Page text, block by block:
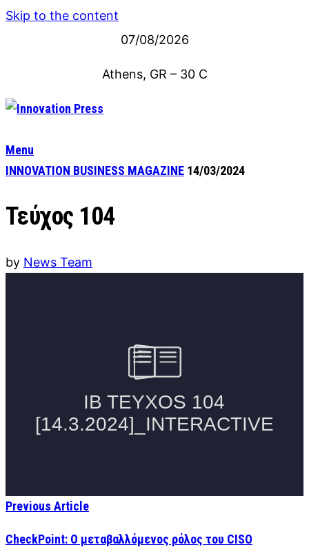
Skip to the content
07/08/2026
Athens, GR – 30 C
Menu
INNOVATION BUSINESS MAGAZINE 14/03/2024
Τεύχος 104
by News Team
Previous Article
CheckPoint: Ο μεταβαλλόμενος ρόλος του CISO